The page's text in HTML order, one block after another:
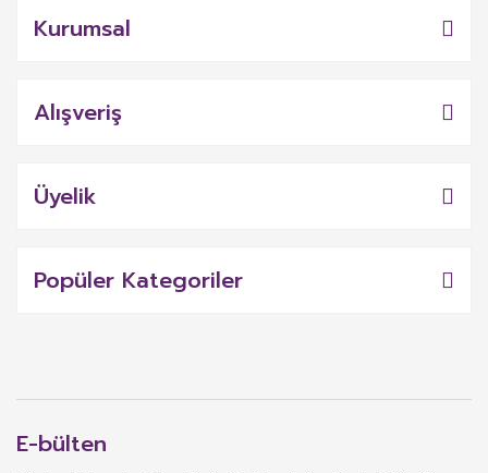
Kurumsal
Alışveriş
Üyelik
Popüler Kategoriler
E-bülten